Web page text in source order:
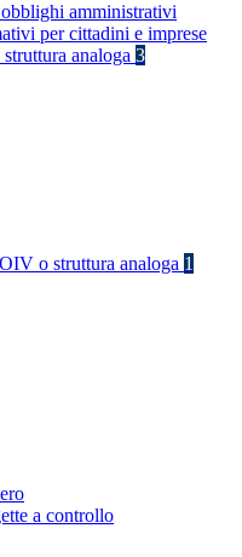
amministrativi
per cittadini e imprese
analoga 3
o struttura analoga 1
a controllo